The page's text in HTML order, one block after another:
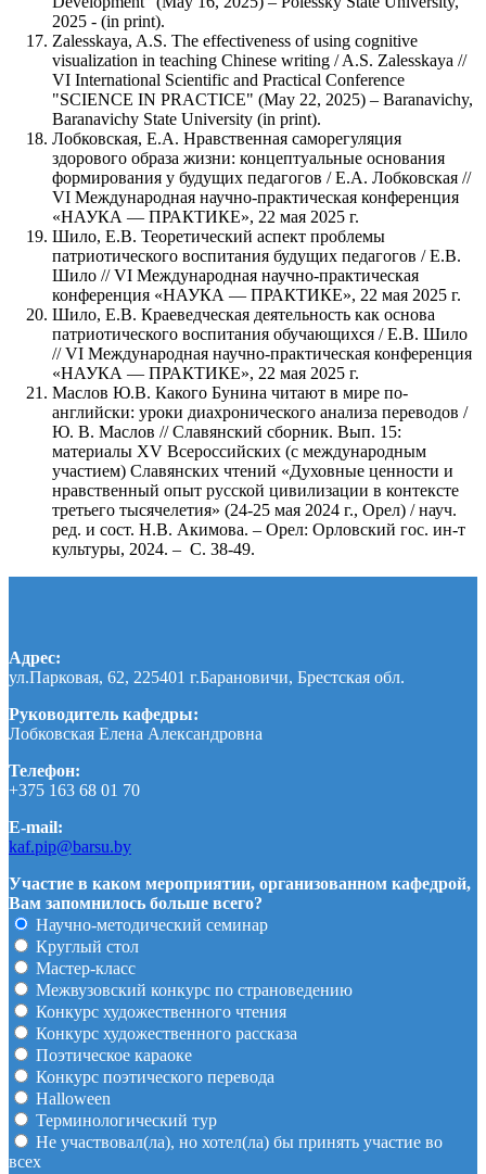
2025 - (in print).
Zalesskaya, A.S. The effectiveness of using cognitive
visualization in teaching Chinese writing / A.S. Zalesskaya //
VI International Scientific and Practical Conference
"SCIENCE IN PRACTICE" (May 22, 2025) – Baranavichy,
Baranavichy State University (in print).
Лобковская, Е.А. Нравственная саморегуляция
здорового образа жизни: концептуальные основания
формирования у будущих педагогов / Е.А. Лобковская //
VI Международная научно-практическая конференция
«НАУКА — ПРАКТИКЕ», 22 мая 2025 г.
Шило, Е.В. Теоретический аспект проблемы
патриотического воспитания будущих педагогов / Е.В.
Шило // VI Международная научно-практическая
конференция «НАУКА — ПРАКТИКЕ», 22 мая 2025 г.
Шило, Е.В. Краеведческая деятельность как основа
патриотического воспитания обучающихся / Е.В. Шило
// VI Международная научно-практическая конференция
«НАУКА — ПРАКТИКЕ», 22 мая 2025 г.
Маслов Ю.В. Какого Бунина читают в мире по-
английски: уроки диахронического анализа переводов /
Ю. В. Маслов // Славянский сборник. Вып. 15:
материалы XV Всероссийских (с международным
участием) Славянских чтений «Духовные ценности и
нравственный опыт русской цивилизации в контексте
третьего тысячелетия» (24-25 мая 2024 г., Орел) / науч.
ред. и сост. Н.В. Акимова. – Орел: Орловский гос. ин-т
культуры, 2024. – С. 38-49.
Адрес:
ул.Парковая, 62, 225401 г.Барановичи, Брестская обл.
Руководитель кафедры:
Лобковская Елена Александровна
Телефон:
+375 163 68 01 70
E-mail:
kaf.pip@barsu.by
Участие в каком мероприятии, организованном кафедрой,
Вам запомнилось больше всего?
Научно-методический семинар
Круглый стол
Мастер-класс
Межвузовский конкурс по страноведению
Конкурс художественного чтения
Конкурс художественного рассказа
Поэтическое караоке
Конкурс поэтического перевода
Halloween
Терминологический тур
Не участвовал(ла), но хотел(ла) бы принять участие во
всех